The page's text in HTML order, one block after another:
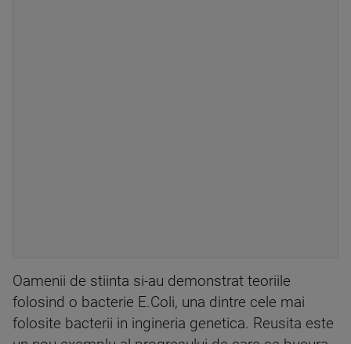
Oamenii de stiinta si-au demonstrat teoriile
folosind o bacterie E.Coli, una dintre cele mai
folosite bacterii in ingineria genetica. Reusita este